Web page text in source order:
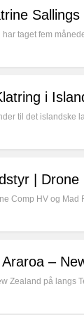
har taget fem
i
til det islandske
|
Comp HV og
Araroa –
Zealand på langs